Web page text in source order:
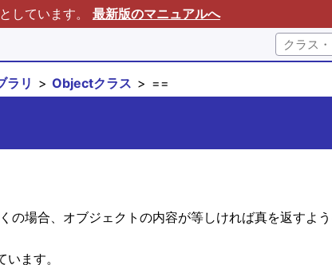
しています。 最新版のマニュアルへ
ラリ Objectクラス ==
の場合、オブジェクトの内容が等しければ真を返すよ
ます。